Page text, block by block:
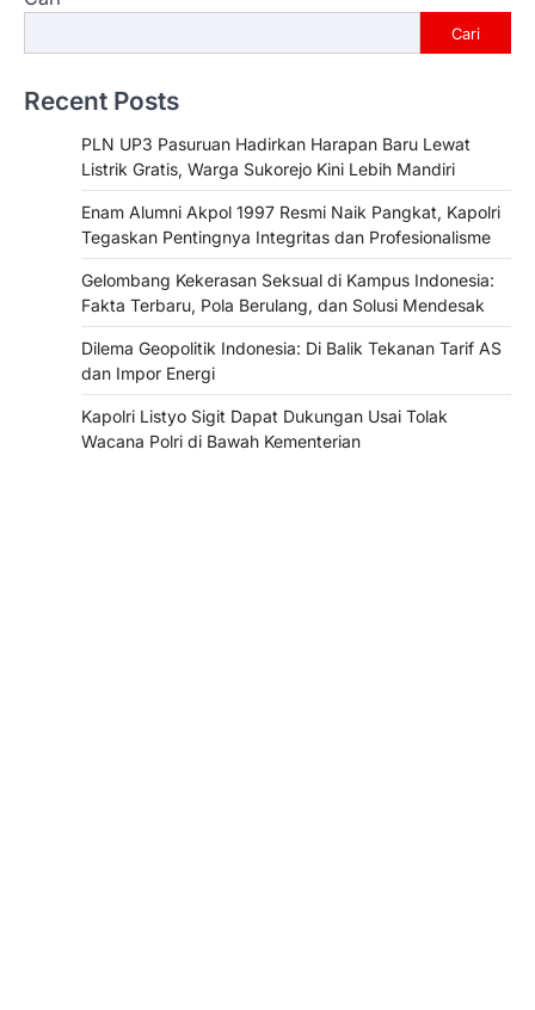
Cari
Recent Posts
PLN UP3 Pasuruan Hadirkan Harapan Baru Lewat
Listrik Gratis, Warga Sukorejo Kini Lebih Mandiri
Enam Alumni Akpol 1997 Resmi Naik Pangkat, Kapolri
Tegaskan Pentingnya Integritas dan Profesionalisme
Gelombang Kekerasan Seksual di Kampus Indonesia:
Fakta Terbaru, Pola Berulang, dan Solusi Mendesak
Dilema Geopolitik Indonesia: Di Balik Tekanan Tarif AS
dan Impor Energi
Kapolri Listyo Sigit Dapat Dukungan Usai Tolak
Wacana Polri di Bawah Kementerian